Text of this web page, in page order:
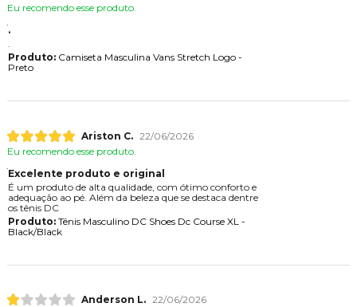
Eu recomendo esse produto.
.
.
Produto:Camiseta Masculina Vans Stretch Logo -
Preto
Ariston C. 22/06/2026
Eu recomendo esse produto.
Excelente produto e original
É um produto de alta qualidade, com ótimo conforto e
adequação ao pé. Além da beleza que se destaca dentre
os tênis DC
Produto:Tênis Masculino DC Shoes Dc Course XL -
Black/Black
Anderson L. 22/06/2026